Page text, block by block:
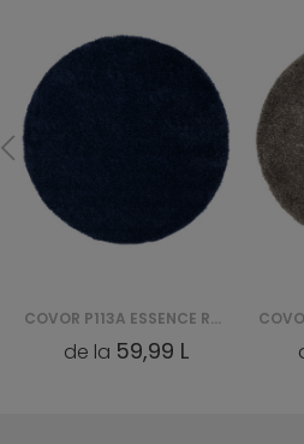
COVOR P113A ESSENCE ROUND (KOŁO) - GRANATOWY
de la 59,99 L